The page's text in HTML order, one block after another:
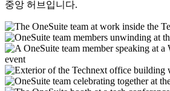
중앙 허브입니다.